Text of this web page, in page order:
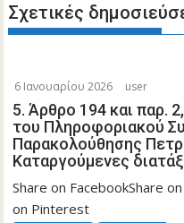
Σχετικές
6 Ιανουαρίου 2026 user
5. Άρθρο 194 και παρ.
του Πληροφοριακού
Παρακολούθησης
Καταργούμενες
Share on FacebookShare
on Pinterest